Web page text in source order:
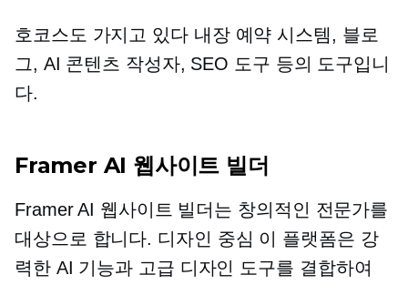
호코스도 가지고 있다 내장예약 시스템, 블로
그, AI 콘텐츠 작성자, SEO 도구 등의 도구입니
다.
Framer AI 웹사이트 빌더
Framer AI 웹사이트 빌더는 창의적인 전문가를
대상으로 합니다. 디자인 중심 이 플랫폼은 강
력한 AI 기능과 고급 디자인 도구를 결합하여